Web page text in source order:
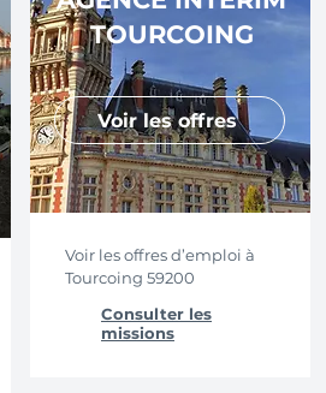
TOURCOING
Voir les offres
Voir les offres d’emploi à
Tourcoing 59200
Consulter les
missions